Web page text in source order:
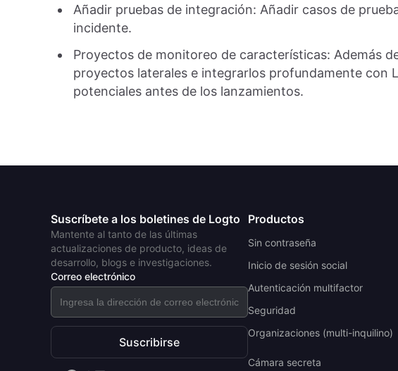
Añadir pruebas de integración: Añadir casos de
incidente.
Proyectos de monitoreo de características: Además
proyectos laterales e integrarlos profundamente con
potenciales antes de los lanzamientos.
Suscríbete a los boletines de Logto
Mantente al tanto de las últimas
actualizaciones de producto, ideas de
desarrollo, blogs e investigaciones.
Correo electrónico
Suscribirse
Productos
Sin contraseña
Inicio de sesión social
Autenticación multifactor
Seguridad
Organizaciones (multi-inquilino)
Cámara secreta